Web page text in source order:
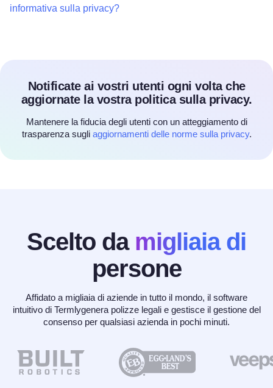
informativa sulla privacy?
Notificate ai vostri utenti ogni volta che
aggiornate la vostra politica sulla privacy.
Mantenere la fiducia degli utenti con un atteggiamento di
trasparenza sugli aggiornamenti delle norme sulla privacy.
Scelto da migliaia di
persone
Affidato a migliaia di aziende in tutto il mondo, il software
intuitivo di Termlygenera polizze legali e gestisce il gestione del
consenso per qualsiasi azienda in pochi minuti.